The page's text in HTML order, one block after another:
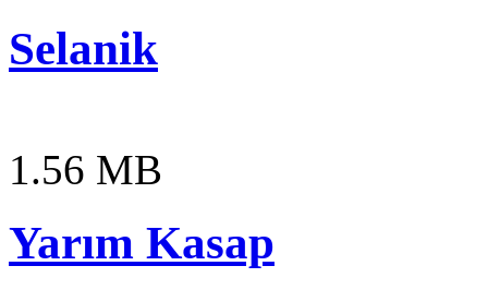
Selanik
1.56 MB
Yarım Kasap